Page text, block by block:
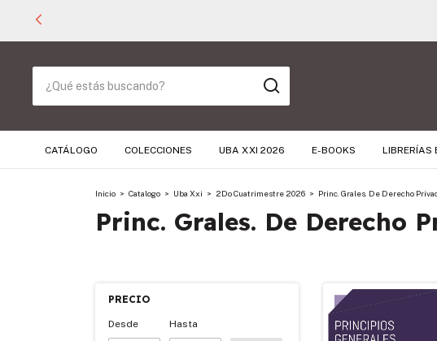
🚚 ENVÍO
CATÁLOGO COLECCIONES UBA XXI 2026 E-BOOKS LIBRERÍAS
Inicio > Catalogo > Uba Xxi > 2Do Cuatrimestre 2026 > Princ. Grales. De Derecho
Princ. Grales. De Derecho
PRECIO
Desde Hasta